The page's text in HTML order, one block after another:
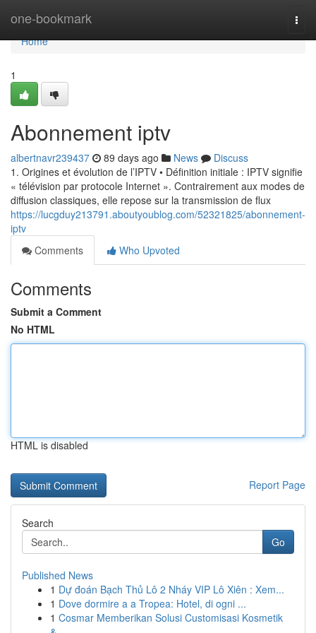
one-bookmark
Home
Home
1
Abonnement iptv
albertnavr239437 89 days ago News
Discuss
1. Origines et évolution de l’IPTV • Définition initiale : IPTV signifie
« télévision par protocole Internet ». Contrairement aux modes de
diffusion classiques, elle repose sur la transmission de flux
https://lucgduy213791.aboutyoublog.com/52321825/abonnement-
iptv
Comments
Who Upvoted
Comments
Submit a Comment
No HTML
HTML is disabled
Report Page
Search
Go
Published News
1 Dự đoán Bạch Thủ Lô 2 Nháy VIP Lô Xiên : Xem...
1 Dove dormire a a Tropea: Hotel, di ogni ...
1 Cosmar Memberikan Solusi Customisasi Kosmetik